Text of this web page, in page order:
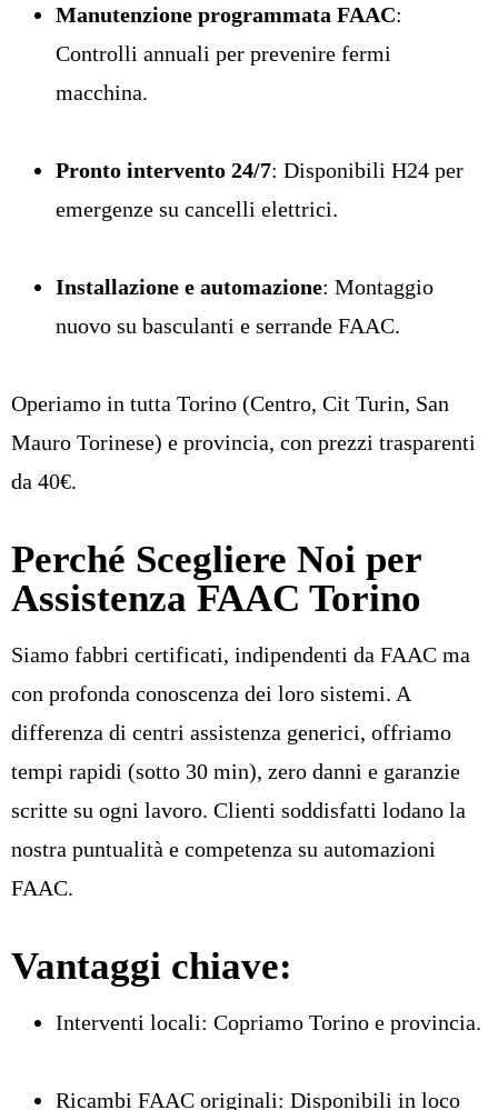
Manutenzione programmata FAAC:
Controlli annuali per prevenire fermi
macchina.
Pronto intervento 24/7: Disponibili H24 per
emergenze su cancelli elettrici.
Installazione e automazione: Montaggio
nuovo su basculanti e serrande FAAC.
Operiamo in tutta Torino (Centro, Cit Turin, San
Mauro Torinese) e provincia, con prezzi trasparenti
da 40€.
Perché Scegliere Noi per
Assistenza FAAC Torino
Siamo fabbri certificati, indipendenti da FAAC ma
con profonda conoscenza dei loro sistemi. A
differenza di centri assistenza generici, offriamo
tempi rapidi (sotto 30 min), zero danni e garanzie
scritte su ogni lavoro. Clienti soddisfatti lodano la
nostra puntualità e competenza su automazioni
FAAC.
Vantaggi chiave:
Interventi locali: Copriamo Torino e provincia.
Ricambi FAAC originali: Disponibili in loco